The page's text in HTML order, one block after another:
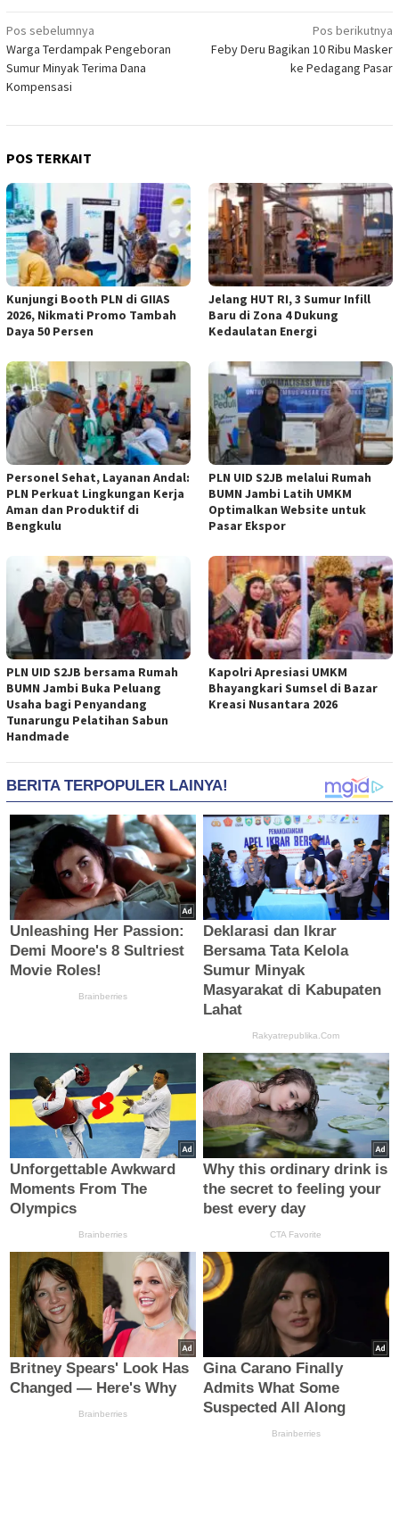
Navigasi
pos
Pos sebelumnya
Warga Terdampak Pengeboran
Sumur Minyak Terima Dana
Kompensasi
Pos berikutnya
Feby Deru Bagikan 10 Ribu Masker
ke Pedagang Pasar
POS TERKAIT
Kunjungi Booth PLN di GIIAS
2026, Nikmati Promo Tambah
Daya 50 Persen
Jelang HUT RI, 3 Sumur Infill
Baru di Zona 4 Dukung
Kedaulatan Energi
Personel Sehat, Layanan Andal:
PLN Perkuat Lingkungan Kerja
Aman dan Produktif di
Bengkulu
PLN UID S2JB melalui Rumah
BUMN Jambi Latih UMKM
Optimalkan Website untuk
Pasar Ekspor
PLN UID S2JB bersama Rumah
BUMN Jambi Buka Peluang
Usaha bagi Penyandang
Tunarungu Pelatihan Sabun
Handmade
Kapolri Apresiasi UMKM
Bhayangkari Sumsel di Bazar
Kreasi Nusantara 2026